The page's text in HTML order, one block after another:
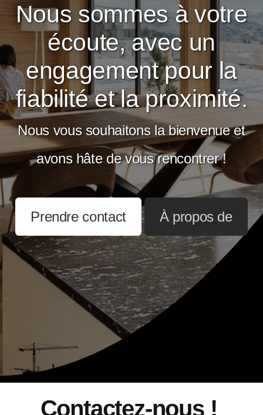
Nous sommes à votre
écoute, avec un
engagement pour la
fiabilité et la proximité.
Nous vous souhaitons la bienvenue et
avons hâte de vous rencontrer !
Prendre contact À propos de
Contactez-nous !